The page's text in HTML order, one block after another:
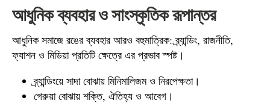
আধুনিক ব্যবহার ও সাংস্কৃতিক রূপান্তর
আধুনিক সমাজে রঙের ব্যবহার আরও বহুমাত্রিক: ব্র্যান্ডিং, রাজনীতি,
ফ্যাশন ও মিডিয়া প্রতিটি ক্ষেত্রে এর প্রভাব স্পষ্ট।
ব্র্যান্ডিংয়ে সাদা বোঝায় মিনিমালিজম ও নিরপেক্ষতা।
গেরুয়া বোঝায় শক্তি, ঐতিহ্য ও আবেগ।